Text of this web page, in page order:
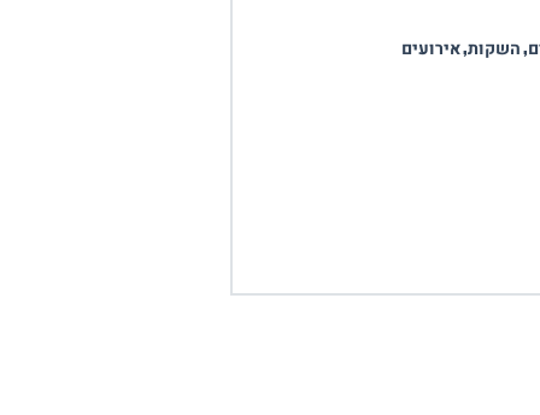
השקות, אירועים